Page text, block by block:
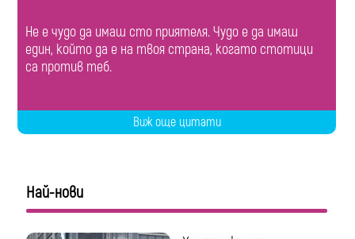
Не е чудо да имаш сто приятеля. Чудо е да имаш
един, който да е на твоя страна, когато стотици
са против теб.
Виж още цитати
Най-нови